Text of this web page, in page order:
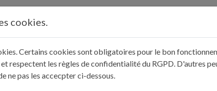
parois d’une casserole, videz la sans essuyer et versez le
feu et laissez frémir 5 minutes en couvrant.
blancs des jaunes, versez 30 g de sucre sur les jaunes et
versez-en la moitié sur les œufs en fouettant. Reversez dans
mieux racler le fond). Elle est cuite quand la trace de votre
cookies.
Certains cookies sont obligatoires pour le bon
respectent les règles de confidentialité du RGPD. D'autres
ne pas les accecpter ci-dessous.